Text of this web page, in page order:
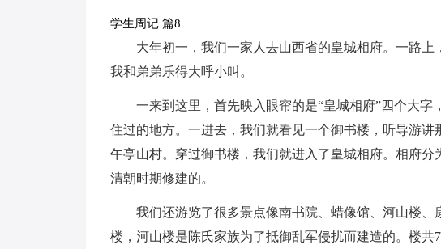
学生周记 篇8
大年初一，我们一家人去山西省的皇城相府。一路上
我和弟弟乐得大呼小叫。
一来到这里，首先映入眼帘的是“皇城相府”四个大
住过的地方。一进去，我们就看见一个御书楼，听导游
午亭山村。穿过御书楼，我们就进入了皇城相府。相府
清朝时期修建的。
我们还游览了很多景点像南书院、蜡像馆、河山楼
楼，河山楼是陈氏家族为了抵御乱军侵扰而建造的。楼共